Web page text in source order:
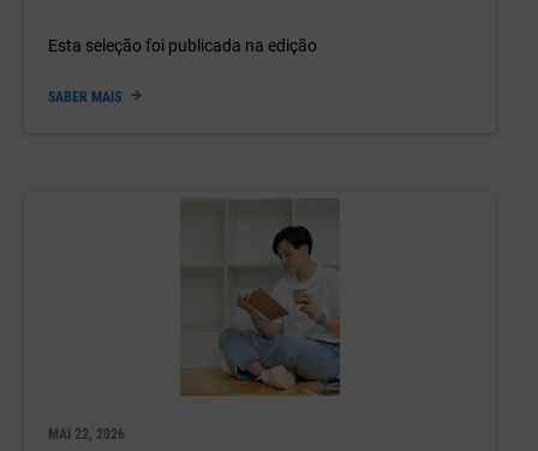
Esta seleção foi publicada na edição
SABER MAIS
MAI 22, 2026